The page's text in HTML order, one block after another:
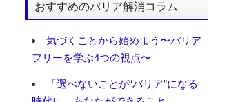
おすすめのバリア解消コラム
気づくことから始めよう〜バリア
フリーを学ぶ4つの視点〜
「選べないことが“バリア”になる